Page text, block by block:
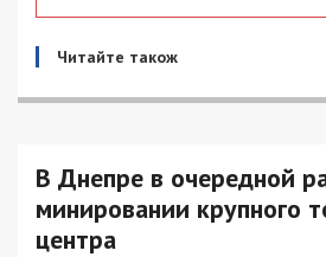
Читайте також
В Днепре в очередной
минировании крупного
центра